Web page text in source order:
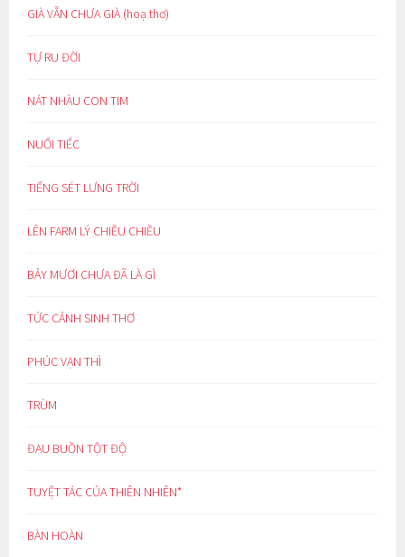
GIÀ VẪN CHƯA GIÀ (hoạ thơ)
TỰ RU ĐỜI
NÁT NHÀU CON TIM
NUỐI TIẾC
TIẾNG SÉT LƯNG TRỜI
LÊN FARM LÝ CHIỀU CHIỀU
BẢY MƯƠI CHƯA ĐÃ LÀ GÌ
TỨC CẢNH SINH THƠ
PHÚC VẠN THÌ
TRÙM
ĐAU BUỒN TỘT ĐỘ
TUYỆT TÁC CỦA THIÊN NHIÊN*
BÀN HOÀN